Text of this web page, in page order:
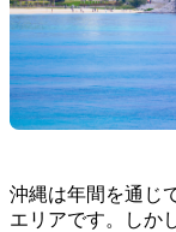
沖縄は年間を通じ
エリアです。しか